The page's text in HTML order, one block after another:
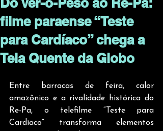
filme paraense “Teste
para Cardíaco” chega a
Tela Quente da Globo
Entre barracas de feira, calor
amazônico e a rivalidade histórica do
Re-Pa, o telefilme “Teste para
Cardíaco” transforma elementos